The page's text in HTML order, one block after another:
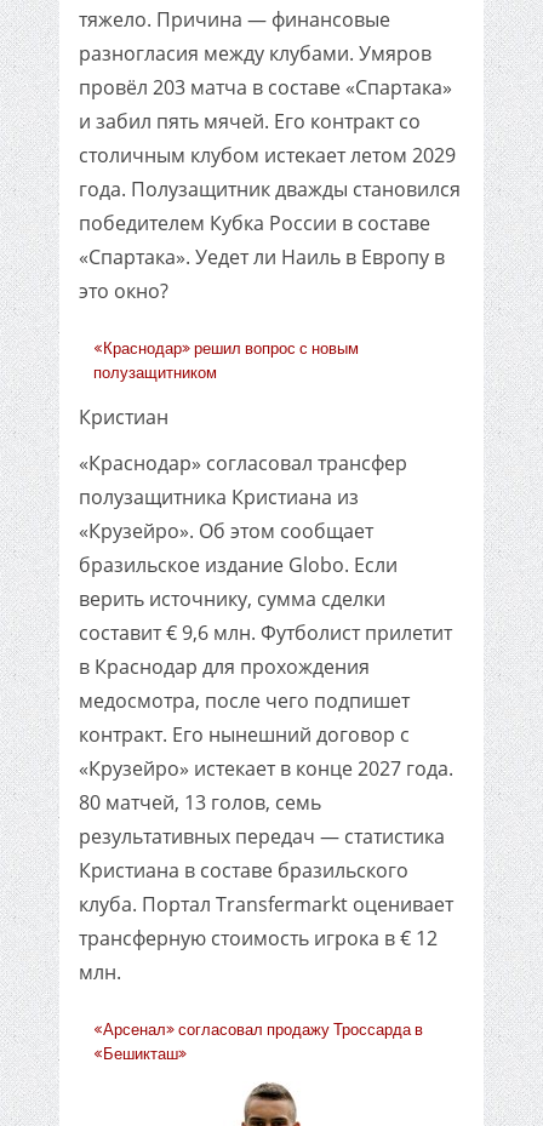
тяжело. Причина — финансовые
разногласия между клубами. Умяров
провёл 203 матча в составе «Спартака»
и забил пять мячей. Его контракт со
столичным клубом истекает летом 2029
года. Полузащитник дважды становился
победителем Кубка России в составе
«Спартака». Уедет ли Наиль в Европу в
это окно?
«Краснодар» решил вопрос с новым
полузащитником
Кристиан
«Краснодар» согласовал трансфер
полузащитника Кристиана из
«Крузейро». Об этом сообщает
бразильское издание Globo. Если
верить источнику, сумма сделки
составит € 9,6 млн. Футболист прилетит
в Краснодар для прохождения
медосмотра, после чего подпишет
контракт. Его нынешний договор с
«Крузейро» истекает в конце 2027 года.
80 матчей, 13 голов, семь
результативных передач — статистика
Кристиана в составе бразильского
клуба. Портал Transfermarkt оценивает
трансферную стоимость игрока в € 12
млн.
«Арсенал» согласовал продажу Троссарда в
«Бешикташ»